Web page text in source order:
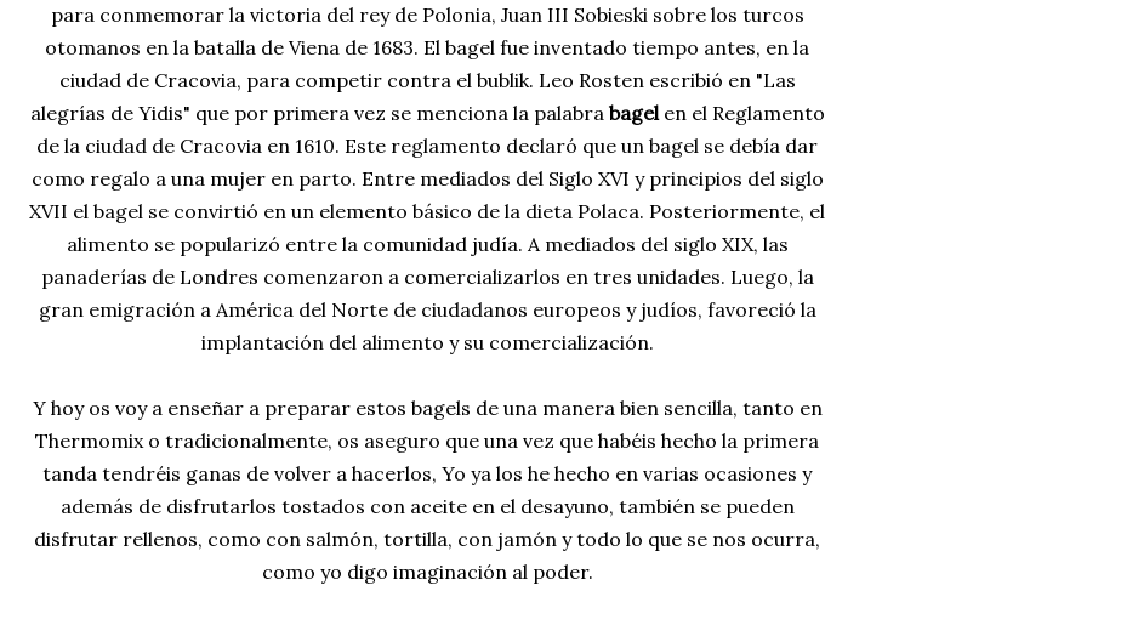
para conmemorar la victoria del rey de Polonia, Juan III Sobieski sobre los turcos
otomanos en la batalla de Viena de 1683. El bagel fue inventado tiempo antes, en la
ciudad de Cracovia, para competir contra el bublik. Leo Rosten escribió en "Las
alegrías de Yidis" que por primera vez se menciona la palabra bagel en el Reglamento
de la ciudad de Cracovia en 1610. Este reglamento declaró que un bagel se debía dar
como regalo a una mujer en parto. Entre mediados del Siglo XVI y principios del siglo
XVII el bagel se convirtió en un elemento básico de la dieta Polaca. Posteriormente, el
alimento se popularizó entre la comunidad judía. A mediados del siglo XIX, las
panaderías de Londres comenzaron a comercializarlos en tres unidades. Luego, la
gran emigración a América del Norte de ciudadanos europeos y judíos, favoreció la
implantación del alimento y su comercialización.
Y hoy os voy a enseñar a preparar estos bagels de una manera bien sencilla, tanto en
Thermomix o tradicionalmente, os aseguro que una vez que habéis hecho la primera
tanda tendréis ganas de volver a hacerlos, Yo ya los he hecho en varias ocasiones y
además de disfrutarlos tostados con aceite en el desayuno, también se pueden
disfrutar rellenos, como con salmón, tortilla, con jamón y todo lo que se nos ocurra,
como yo digo imaginación al poder.